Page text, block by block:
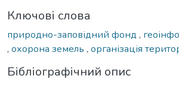
Ключові слова
природно-заповідний фонд ,
, охорона земель , організація
Бібліографічний опис